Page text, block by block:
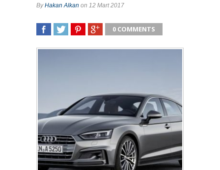
ByHakan Alkan on 12 Mart 2017
0 COMMENTS